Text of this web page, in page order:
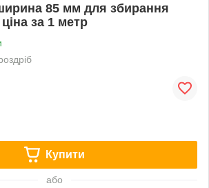
85 мм для збирання
за 1 метр
Купити
або